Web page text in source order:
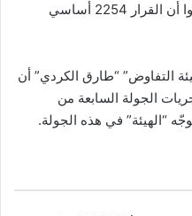
عملها بإطار اللجنة الدستورية، وأكّدوا أن القرار 2254 أساسي
التفاوض” “طارق الكردي” أن
الجولة السابعة من
“الهيئة” في هذه الجولة.